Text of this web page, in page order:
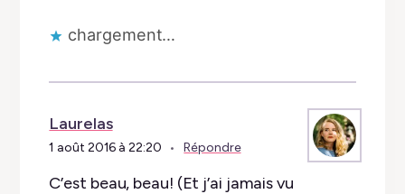
chargement…
Laurelas
1 août 2016 à 22:20 Répondre
C’est beau, beau! (Et j’ai jamais vu